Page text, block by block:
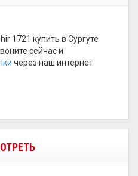
1721 купить в Сургуте
сейчас и
через наш интернет